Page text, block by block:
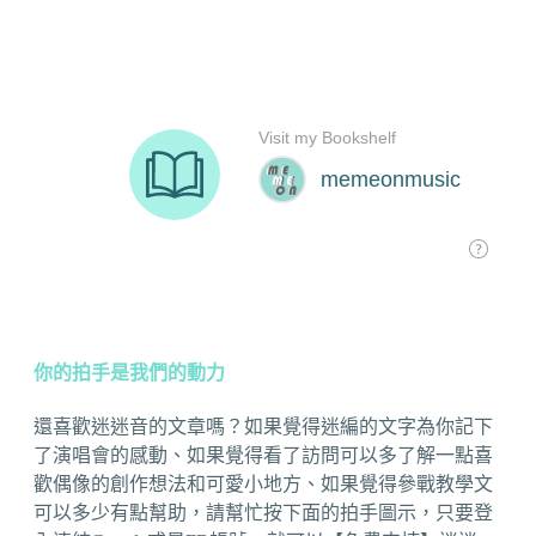
你的拍手是我們的動力
還喜歡迷迷音的文章嗎？如果覺得迷編的文字為你記下
了演唱會的感動、如果覺得看了訪問可以多了解一點喜
歡偶像的創作想法和可愛小地方、如果覺得參戰教學文
可以多少有點幫助，請幫忙按下面的拍手圖示，只要登